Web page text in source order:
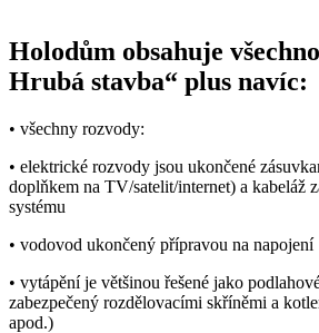
Holodům obsahuje
Hrubá stavba“ plus navíc:
• všechny rozvody:
• elektrické rozvody jsou ukončené
doplňkem na TV/satelit/internet) a kabeláž
systému
• vodovod ukončený přípravou na napojení
• vytápění je většinou řešené jako
zabezpečený rozdělovacími skříněmi a
apod.)